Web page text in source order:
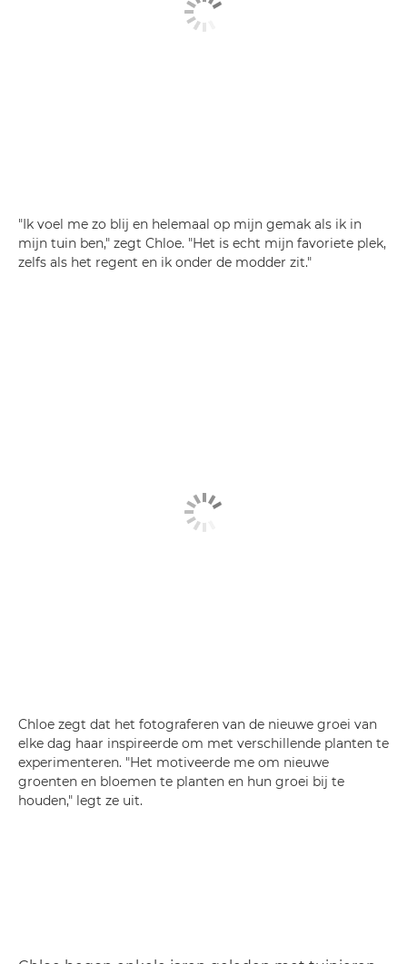
"Ik voel me zo blij en helemaal op mijn gemak als ik in
mijn tuin ben," zegt Chloe. "Het is echt mijn favoriete plek,
zelfs als het regent en ik onder de modder zit."
Chloe zegt dat het fotograferen van de nieuwe groei van
elke dag haar inspireerde om met verschillende planten te
experimenteren. "Het motiveerde me om nieuwe
groenten en bloemen te planten en hun groei bij te
houden," legt ze uit.